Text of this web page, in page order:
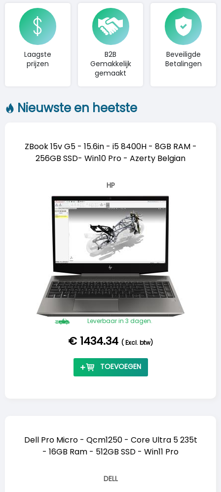
Laagste
prijzen
B2B
Gemakkelijk
gemaakt
Beveiligde
Betalingen
Nieuwste en heetste
ZBook 15v G5 - 15.6in - i5 8400H - 8GB RAM -
256GB SSD- Win10 Pro - Azerty Belgian
HP
Leverbaar in 3 dagen.
€ 1434.34 ( Excl. btw)
TOEVOEGEN
Dell Pro Micro - Qcm1250 - Core Ultra 5 235t
- 16GB Ram - 512GB SSD - Win11 Pro
DELL